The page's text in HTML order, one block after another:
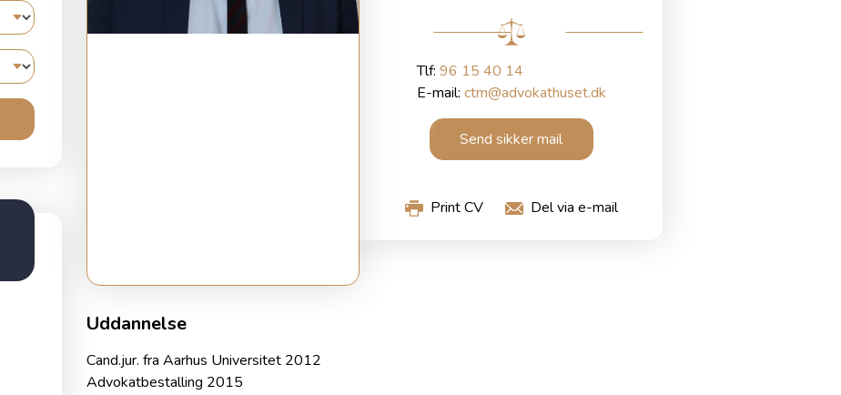
Tlf: 96 15 40 14
E-mail: ctm@advokathuset.dk
Send sikker mail
Print CV Del via e-mail
Uddannelse
Cand.jur. fra Aarhus Universitet 2012
Advokatbestalling 2015